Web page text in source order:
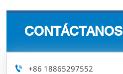
CONTÁCTANOS
 +86 18865297552